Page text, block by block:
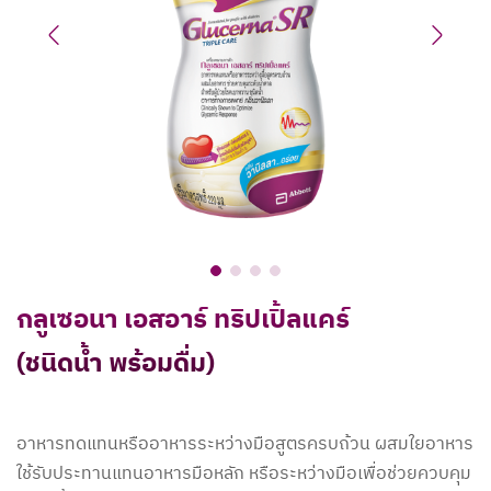
กลูเซอนา เอสอาร์ ทริปเปิ้ลแคร์
(ชนิดน้ำ พร้อมดื่ม)
อาหารทดแทนหรืออาหารระหว่างมือสูตรครบถ้วน ผสมใยอาหาร
ใช้รับประทานแทนอาหารมือหลัก หรือระหว่างมือเพื่อช่วยควบคุม